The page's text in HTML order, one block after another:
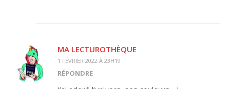
MA LECTUROTHÈQUE
1 FÉVRIER 2022 À 23H19
RÉPONDRE